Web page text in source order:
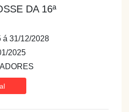
DA 16ª
á 31/12/2028
2025